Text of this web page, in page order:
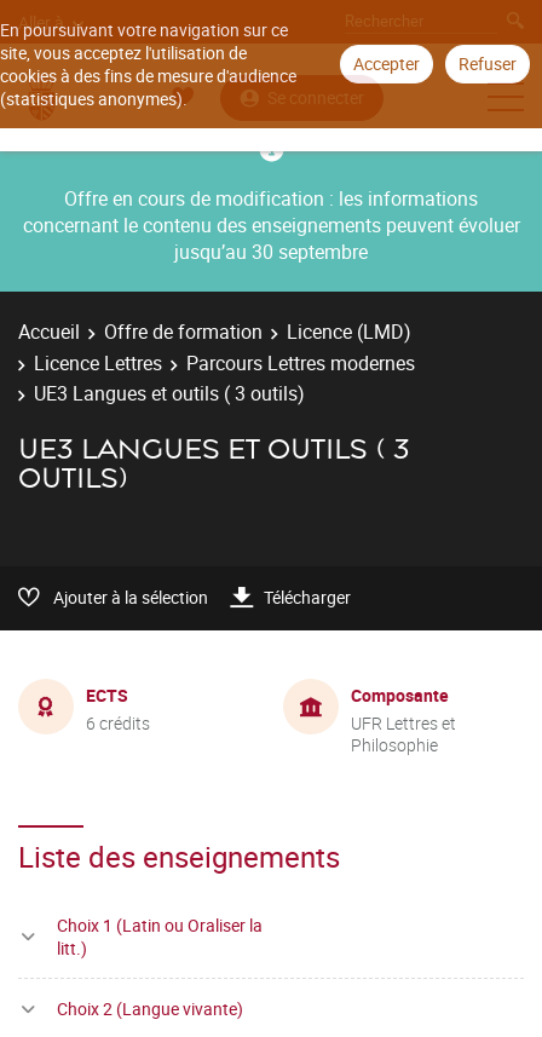
En poursuivant votre navigation sur ce
site, vous acceptez l'utilisation de
cookies à des fins de mesure d'audience
(statistiques anonymes).
Accepter Refuser
Aller à
Se connecter
Offre en cours de modification : les informations
concernant le contenu des enseignements peuvent évoluer
jusqu’au 30 septembre
Accueil Offre de formation
Licence (LMD)
Licence Lettres
Parcours Lettres modernes
UE3 Langues et outils ( 3 outils)
UE3 LANGUES ET OUTILS ( 3
OUTILS)
Ajouter à la sélection Télécharger
ECTS
6 crédits
Composante
UFR Lettres et
Philosophie
Liste des enseignements
Choix 1 (Latin ou Oraliser la
litt.)
Choix 2 (Langue vivante)